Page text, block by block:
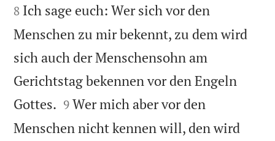
8 Ich sage euch: Wer sich vor den
Menschen zu mir bekennt, zu dem wird
sich auch der Menschensohn am
Gerichtstag bekennen vor den Engeln
Gottes. 

9 Wer mich aber vor den
Menschen nicht kennen will, den wird